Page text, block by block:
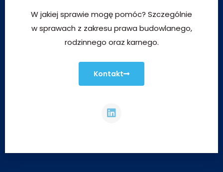
W jakiej sprawie mogę pomóc? Szczególnie
w sprawach z zakresu prawa budowlanego,
rodzinnego oraz karnego.
Kontakt